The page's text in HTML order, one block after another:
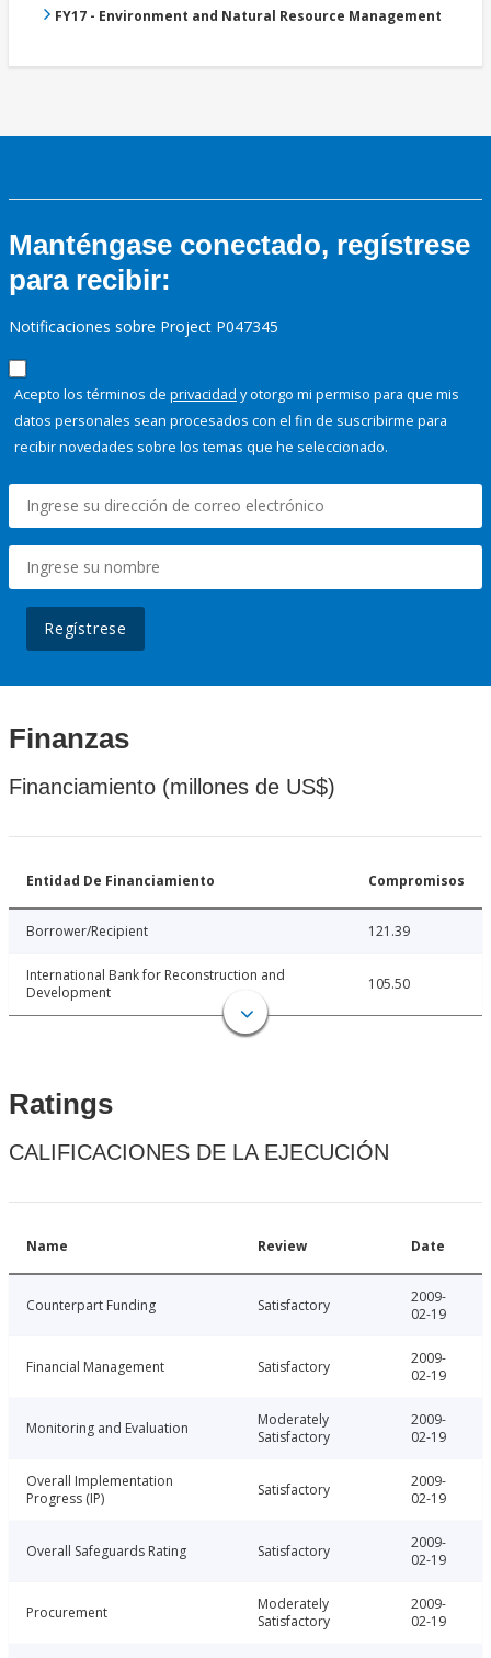
FY17 - Environment and Natural Resource Management
Manténgase conectado, regístrese
para recibir:
Notificaciones sobre Project P047345
Acepto los términos de privacidad y otorgo mi permiso para que mis
datos personales sean procesados con el fin de suscribirme para
recibir novedades sobre los temas que he seleccionado.
Regístrese
Finanzas
Financiamiento (millones de US$)
Entidad De Financiamiento Compromisos
Borrower/Recipient 121.39
International Bank for Reconstruction and
Development
105.50
Ratings
CALIFICACIONES DE LA EJECUCIÓN
Name Review Date
Counterpart Funding Satisfactory
2009-
02-19
Financial Management Satisfactory
2009-
02-19
Monitoring and Evaluation
Moderately
Satisfactory
2009-
02-19
Overall Implementation
Progress (IP)
Satisfactory
2009-
02-19
Overall Safeguards Rating Satisfactory
2009-
02-19
Procurement
Moderately
Satisfactory
2009-
02-19